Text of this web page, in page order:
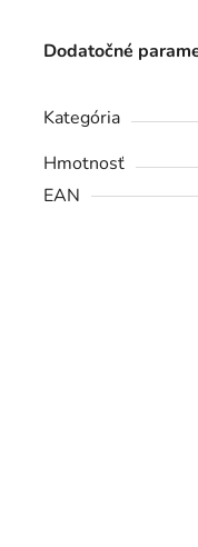
Dodatočné
Kategória
Hmotnosť
EAN